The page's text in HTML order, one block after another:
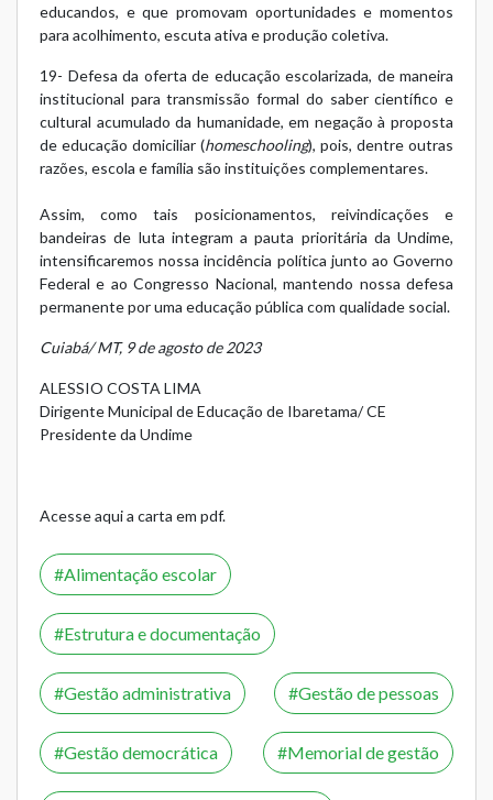
educandos, e que promovam oportunidades e momentos
para acolhimento, escuta ativa e produção coletiva.
19- Defesa da oferta de educação escolarizada, de maneira
institucional para transmissão formal do saber científico e
cultural acumulado da humanidade, em negação à proposta
de educação domiciliar (homeschooling), pois, dentre outras
razões, escola e família são instituições complementares.
Assim, como tais posicionamentos, reivindicações e
bandeiras de luta integram a pauta prioritária da Undime,
intensificaremos nossa incidência política junto ao Governo
Federal e ao Congresso Nacional, mantendo nossa defesa
permanente por uma educação pública com qualidade social.
Cuiabá/ MT, 9 de agosto de 2023
ALESSIO COSTA LIMA
Dirigente Municipal de Educação de Ibaretama/ CE
Presidente da Undime
Acesse aqui a carta em pdf.
Alimentação escolar
Estrutura e documentação
Gestão administrativa Gestão de pessoas
Gestão democrática Memorial de gestão